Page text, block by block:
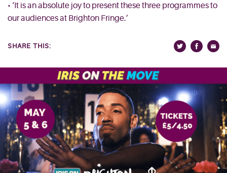
• ‘It is an absolute joy to present these three programmes to
our audiences at Brighton Fringe.’
SHARE THIS: